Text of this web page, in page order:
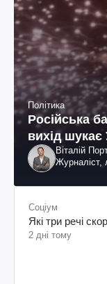
Політика
Російська
вихід шукає
Віталій
Журналіст,
Соціум
Які три речі
2 дні тому